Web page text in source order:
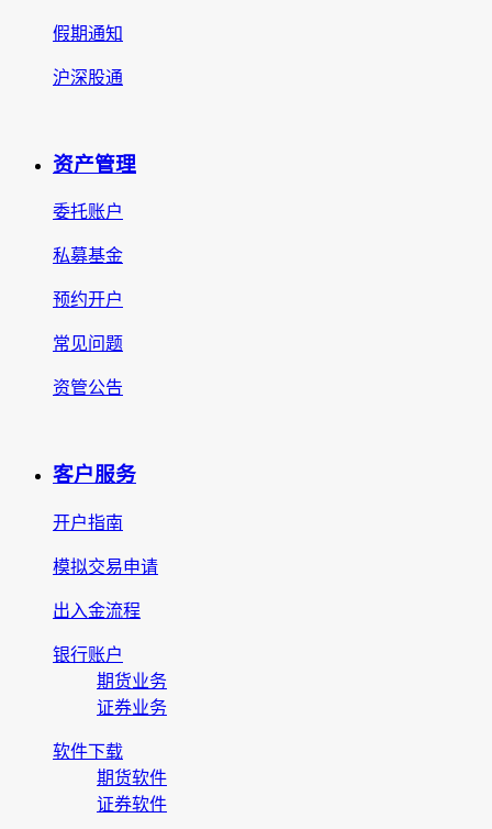
假期通知
沪深股通
资产管理
委托账户
私募基金
预约开户
常见问题
资管公告
客户服务
开户指南
模拟交易申请
出入金流程
银行账户
期货业务
证券业务
软件下载
期货软件
证券软件